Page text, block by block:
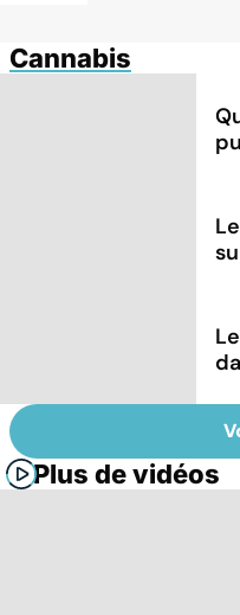
Cannabis
Plus de vidéos